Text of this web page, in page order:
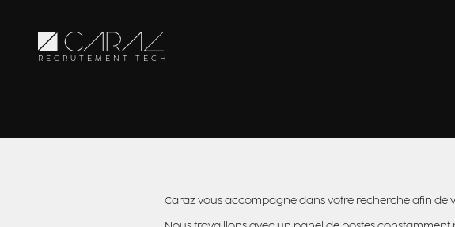
RECRUTEMENT TECH
Caraz vous accompagne dans votre recherche afin de